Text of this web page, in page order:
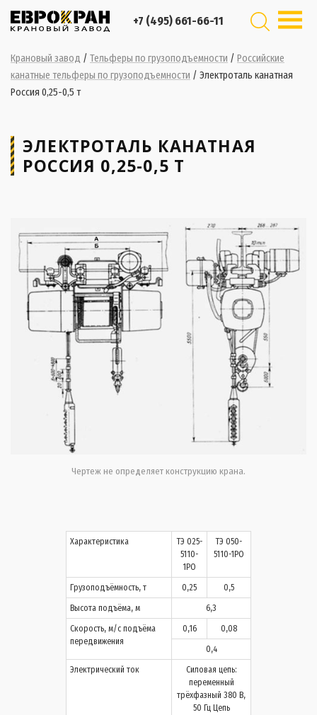
+7 (495) 661-66-11
Крановый завод / Тельферы по грузоподъемности / Российские
канатные тельферы по грузоподъемности / Электроталь канатная
Россия 0,25-0,5 т
ЭЛЕКТРОТАЛЬ КАНАТНАЯ
РОССИЯ 0,25-0,5 Т
Чертеж не определяет конструкцию крана.
Характеристика
ТЭ 025-
5110-
1РО
ТЭ 050-
5110-1РО
Грузоподъёмность, т 0,25 0,5
Высота подъёма, м 6,3
Скорость, м/с подъёма
передвижения
0,16 0,08
0,4
Электрический ток
Силовая цепь:
переменный
трёхфазный 380 В,
50 Гц Цепь